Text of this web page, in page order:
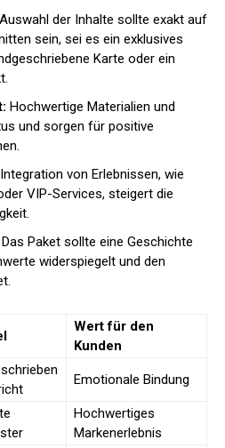
der Inhalte sollte exakt auf
sein, sei es ein exklusives
Karte oder ein
Hochwertige Materialien und
und sorgen für positive
Integration von Erlebnissen, wie
VIP-Services, steigert die
Das Paket sollte eine Geschichte
widerspiegelt und den
Wert für den
Kunden
Emotionale Bindung
Hochwertiges
Markenerlebnis